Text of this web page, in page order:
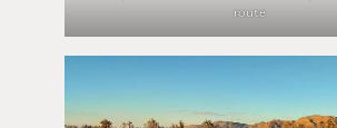
route